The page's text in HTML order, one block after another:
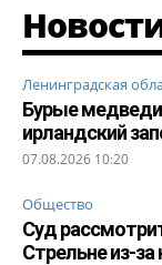
Ленинградская
Бурые медведи
ирландский
07.08.2026 10:20
Общество
Суд
Стрельне из-за